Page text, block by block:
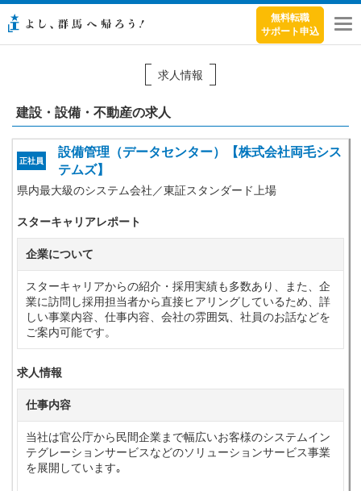
無料転職
サポート申込
求人情報
建設・設備・不動産の求人
正社員
設備管理（データセンター）【株式会社両毛シス
テムズ】
県内最大級のシステム会社／東証スタンダード上場
スターキャリアレポート
企業について
スターキャリアからの紹介・採用実績も多数あり、また、企
業に訪問し採用担当者から直接ヒアリングしているため、詳
しい事業内容、仕事内容、会社の雰囲気、社員のお話などを
ご案内可能です。
求人情報
仕事内容
当社は官公庁から民間企業まで幅広いお客様のシステムイン
テグレーションサービスなどのソリューションサービス事業
を展開しています｡